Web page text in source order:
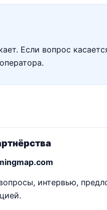
Если вопрос
интервью,